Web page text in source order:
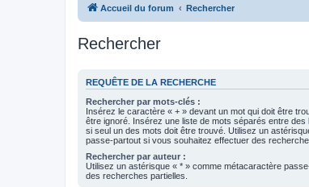
Accueil du forum Rechercher
Rechercher
REQUÊTE DE LA RECHERCHE
Rechercher par mots-clés :
Insérez le caractère « + » devant un mot qui doit être
être ignoré. Insérez une liste de mots séparés entre
si seul un des mots doit être trouvé. Utilisez un
passe-partout si vous souhaitez effectuer des
Rechercher par auteur :
Utilisez un astérisque « * » comme métacaractère
des recherches partielles.